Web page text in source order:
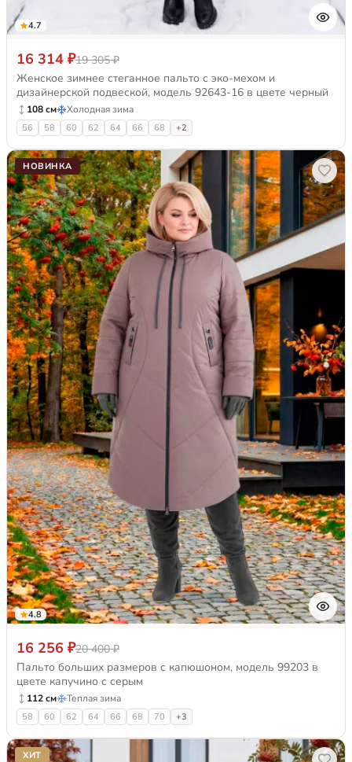
4.7
16 314 ₽19 305 ₽
Женское зимнее стеганное пальто с эко-мехом и
дизайнерской подвеской, модель 92643-16 в цвете черный
108 см Холодная зима
56 58 60 62 64 66 68 +2
НОВИНКА
4.8
16 256 ₽20 400 ₽
Пальто больших размеров с капюшоном, модель 99203 в
цвете капучино с серым
112 см Теплая зима
58 60 62 64 66 68 70 +3
ХИТ